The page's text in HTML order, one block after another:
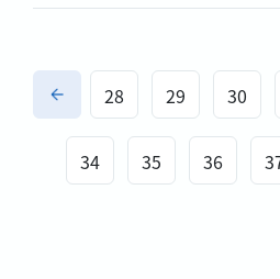
28 29 30
34 35 36